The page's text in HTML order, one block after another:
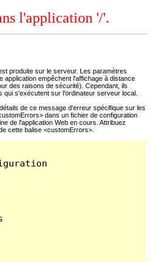
l'application '/'.
produite sur le serveur. Les paramètres
empêchent l'affichage à distance
des raisons de sécurité). Cependant, ils
s'exécutent sur l'ordinateur serveur local.
de ce message d'erreur spécifique sur les
dans un fichier de configuration
de l'application Web en cours. Attribuez
cette balise <customErrors>.